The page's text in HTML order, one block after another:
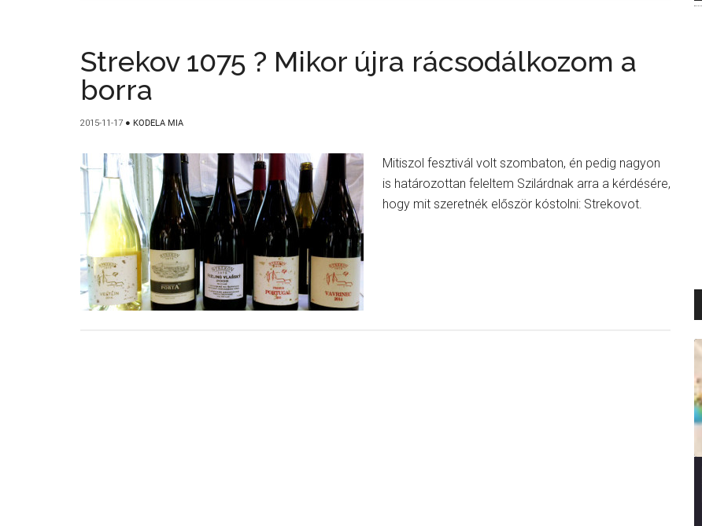
Strekov 1075 ? Mikor újra rácsodálkozom a
borra
2015-11-17 ● KODELA MIA
Mitiszol fesztivál volt szombaton, én pedig nagyon
is határozottan feleltem Szilárdnak arra a kérdésére,
hogy mit szeretnék először kóstolni: Strekovot.